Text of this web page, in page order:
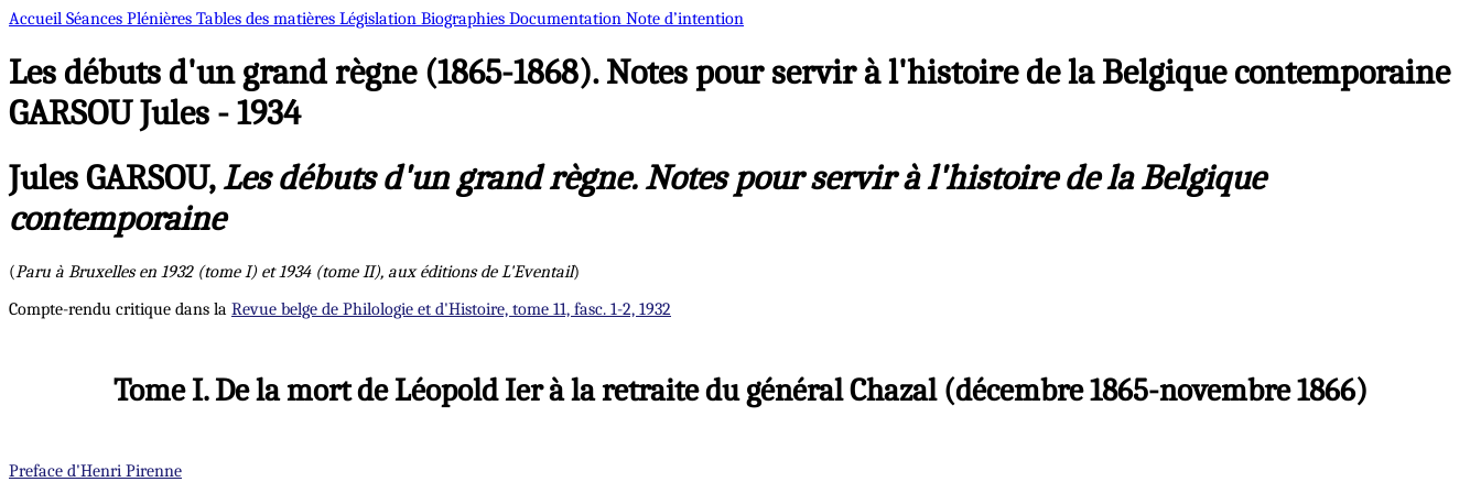
Accueil Séances Plénières Tables des matières Législation Biographies Documentation Note d’intention
Les débuts d'un grand règne (1865-1868). Notes pour servir à l'histoire de la Belgique contemporaine
GARSOU Jules - 1934
Jules GARSOU,Les débuts d'un grand règne. Notes pour servir à l'histoire de la Belgique
contemporaine
(Paru à Bruxelles en 1932 (tome I) et 1934 (tome II), aux éditions de L'Eventail)
Compte-rendu critique dans la Revue belge de Philologie et d'Histoire, tome 11, fasc. 1-2, 1932
Tome I. De la mort de Léopold Ier à la retraite du général Chazal (décembre 1865-novembre 1866)
Preface d'Henri Pirenne